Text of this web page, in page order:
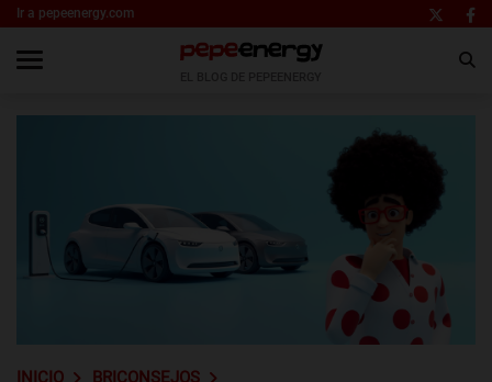
Ir a pepeenergy.com
INICIO
BRICONSEJOS